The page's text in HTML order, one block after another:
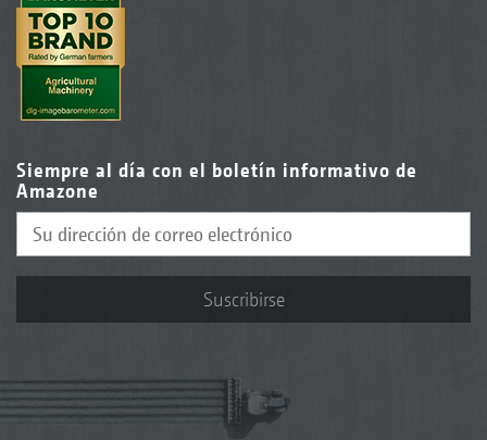
Siempre al día con el boletín informativo de
Amazone
Suscribirse